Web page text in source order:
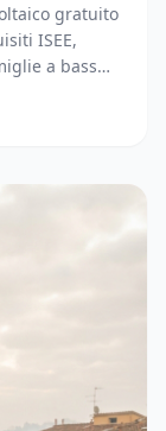
gratuito
ISEE,
a basso